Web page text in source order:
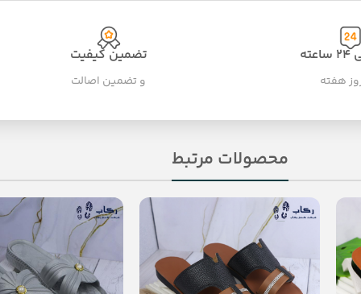
تضمین کیفیت
و تضمین اصالت
محصولات مرتبط